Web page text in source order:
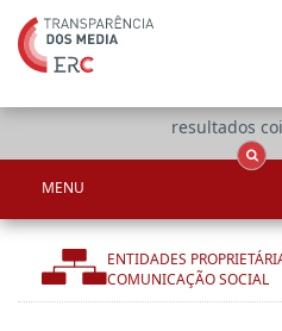
resultados
MENU
ENTIDADES
COMUNICAÇÃO SOCIAL